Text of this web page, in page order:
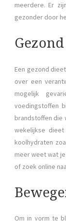
meerdere. Er
gezonder door
Een gezond
over een
mogelijk
voedingstoffen
brandstoffen die
wekelijkse
koolhydraten
meer weet wat
of zoek online
Om in vorm te